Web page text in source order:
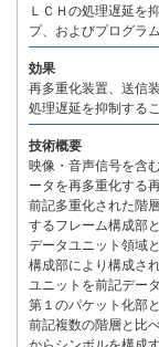
ＬＣＨの処理遅延を
プ、およびプログラ
効果
再多重化装置、送信
処理遅延を抑制する
技術概要
映像・音声信号を含
ータを再多重化する
前記多重化された階
するフレーム構成部と
データユニット領域
構成部により構成さ
ユニットを前記デー
第１のパケット化部と
前記複数の階層と比